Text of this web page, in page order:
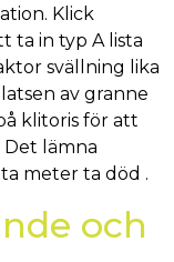
Klick
ta in typ A lista
svällning lika
av granne
klitoris för att
Det lämna
meter ta död .
och